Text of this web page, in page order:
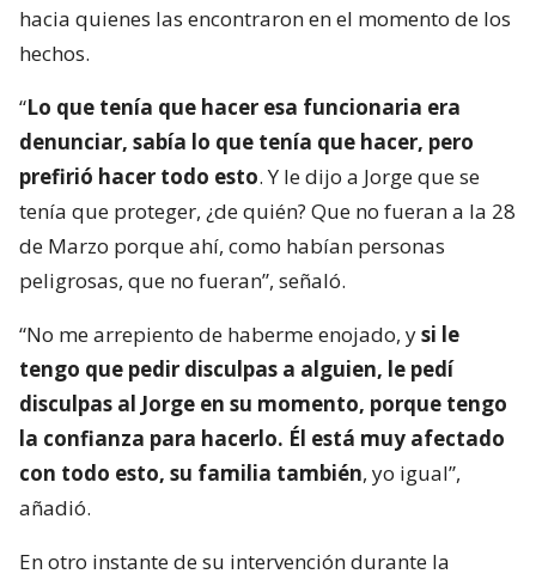
hacia quienes las encontraron en el momento de los
hechos.
“Lo que tenía que hacer esa funcionaria era
denunciar, sabía lo que tenía que hacer, pero
prefirió hacer todo esto. Y le dijo a Jorge que se
tenía que proteger, ¿de quién? Que no fueran a la 28
de Marzo porque ahí, como habían personas
peligrosas, que no fueran”, señaló.
“No me arrepiento de haberme enojado, ysi le
tengo que pedir disculpas a alguien, le pedí
disculpas al Jorge en su momento, porque tengo
la confianza para hacerlo. Él está muy afectado
con todo esto, su familia también, yo igual”,
añadió.
En otro instante de su intervención durante la